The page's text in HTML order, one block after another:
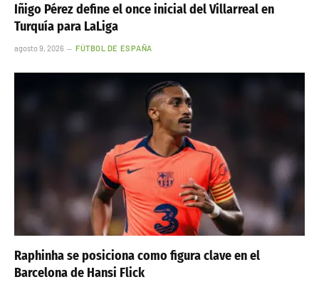
Iñigo Pérez define el once inicial del Villarreal en
Turquía para LaLiga
agosto 9, 2026 FÚTBOL DE ESPAÑA
Raphinha se posiciona como figura clave en el
Barcelona de Hansi Flick